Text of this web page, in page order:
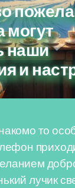
могут
наши
и
то
лучик